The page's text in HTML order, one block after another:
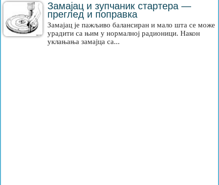
Замајац и зупчаник стартера —
преглед и поправка
Замајац је пажљиво балансиран и мало шта се може
урадити са њим у нормалној радионици. Након
уклањања замајца са...